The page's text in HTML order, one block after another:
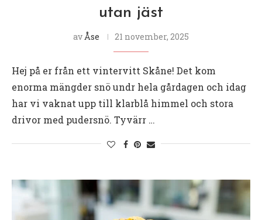
utan jäst
av Åse 21 november, 2025
Hej på er från ett vintervitt Skåne! Det kom
enorma mängder snö undr hela gårdagen och idag
har vi vaknat upp till klarblå himmel och stora
drivor med pudersnö. Tyvärr …